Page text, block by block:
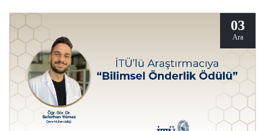
03
Ara